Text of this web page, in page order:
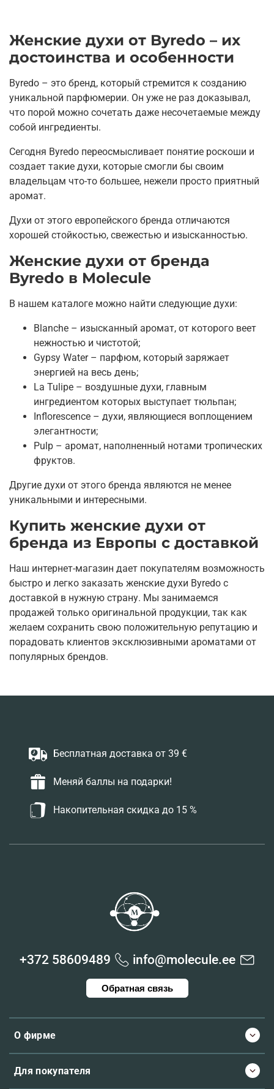
Женские духи от Byredo – их
достоинства и особенности
Byredo – это бренд, который стремится к созданию
уникальной парфюмерии. Он уже не раз доказывал,
что порой можно сочетать даже несочетаемые между
собой ингредиенты.
Сегодня Byredo переосмысливает понятие роскоши и
создает такие духи, которые смогли бы своим
владельцам что-то большее, нежели просто приятный
аромат.
Духи от этого европейского бренда отличаются
хорошей стойкостью, свежестью и изысканностью.
Женские духи от бренда
Byredo в Molecule
В нашем каталоге можно найти следующие духи:
Blanche – изысканный аромат, от которого веет
нежностью и чистотой;
Gypsy Water – парфюм, который заряжает
энергией на весь день;
La Tulipe – воздушные духи, главным
ингредиентом которых выступает тюльпан;
Inflorescence – духи, являющиеся воплощением
элегантности;
Pulp – аромат, наполненный нотами тропических
фруктов.
Другие духи от этого бренда являются не менее
уникальными и интересными.
Купить женские духи от
бренда из Европы с доставкой
Наш интернет-магазин дает покупателям возможность
быстро и легко заказать женские духи Byredo с
доставкой в нужную страну. Мы занимаемся
продажей только оригинальной продукции, так как
желаем сохранить свою положительную репутацию и
порадовать клиентов эксклюзивными ароматами от
популярных брендов.
Бесплатная доставка от 39 €
Меняй баллы на подарки!
Накопительная скидка до 15 %
О фирме
Для покупателя
+372 58609489 info@molecule.ee
Обратная связь